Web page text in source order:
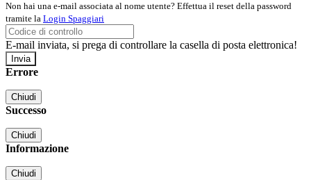
Non hai una e-mail associata al nome utente? Effettua il reset della password
tramite la Login Spaggiari
E-mail inviata, si prega di controllare la casella di posta elettronica!
Errore
Chiudi
Successo
Chiudi
Informazione
Chiudi